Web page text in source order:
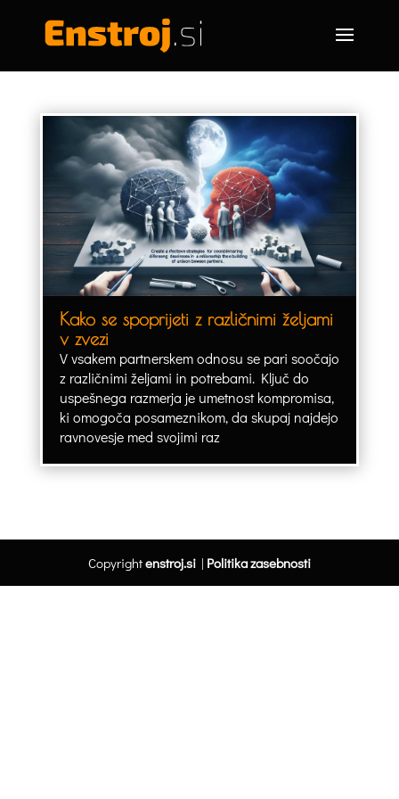
Kako se spoprijeti z različnimi željami
v zvezi
V vsakem partnerskem odnosu se pari soočajo
z različnimi željami in potrebami. Ključ do
uspešnega razmerja je umetnost kompromisa,
ki omogoča posameznikom, da skupaj najdejo
ravnovesje med svojimi raz
Copyrightenstroj.si| Politika zasebnosti